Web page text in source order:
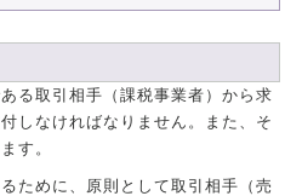
る取引相手（課税事業者）から求
しなければなりません。また、そ
す。
ために、原則として取引相手（売